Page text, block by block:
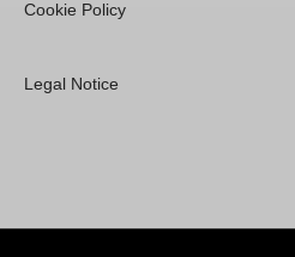
Cookie Policy
Legal Notice